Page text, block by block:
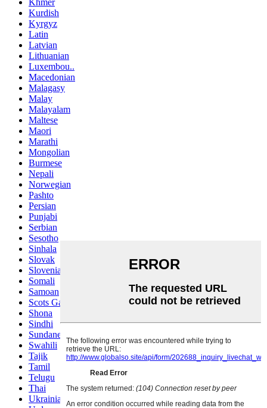
Khmer
Kurdish
Kyrgyz
Latin
Latvian
Lithuanian
Luxembou..
Macedonian
Malagasy
Malay
Malayalam
Maltese
Maori
Marathi
Mongolian
Burmese
Nepali
Norwegian
Pashto
Persian
Punjabi
Serbian
Sesotho
Sinhala
Slovak
Slovenian
Somali
Samoan
Scots Gaelic
Shona
Sindhi
Sundanese
Swahili
Tajik
Tamil
Telugu
Thai
Ukrainian